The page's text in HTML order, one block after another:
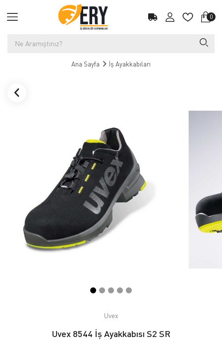
0
Ana Sayfa İş Ayakkabıları
Uvex
Uvex 8544 İş Ayakkabısı S2 SR